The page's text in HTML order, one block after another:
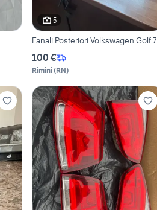
5
Fanali Posteriori Volkswagen Golf 7
100 €
Rimini(RN)